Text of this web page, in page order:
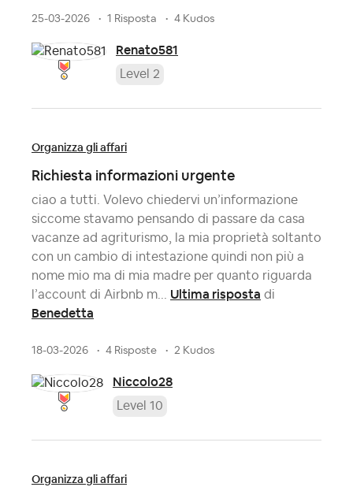
25-03-2026 1 Risposta 4 Kudos
Renato581
Level 2
Organizza gli affari
Richiesta informazioni urgente
ciao a tutti. Volevo chiedervi un’informazione
siccome stavamo pensando di passare da casa
vacanze ad agriturismo, la mia proprietà soltanto
con un cambio di intestazione quindi non più a
nome mio ma di mia madre per quanto riguarda
l’account di Airbnb m... Ultima risposta di
Benedetta
18-03-2026 4 Risposte 2 Kudos
Niccolo28
Level 10
Organizza gli affari